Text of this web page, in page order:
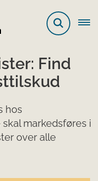
Find
hos
markedsføres i
over alle